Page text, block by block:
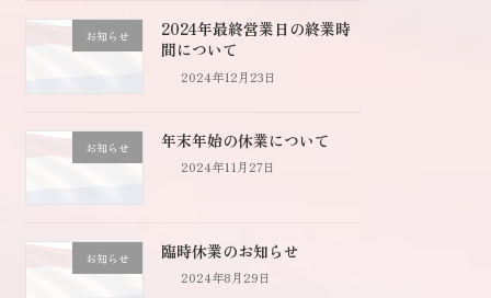
お知らせ
2024年最終営業日の終業時
間について
2024年12月23日
お知らせ 年末年始の休業について
2024年11月27日
お知らせ 臨時休業のお知らせ
2024年8月29日